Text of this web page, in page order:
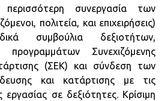
περισσότερη συνεργασία των
πολιτεία, και επιχειρήσεις)
συμβούλια δεξιοτήτων,
Συνεχιζόμενης
(ΣΕΚ) και σύνδεση των
και κατάρτισης με τις
σε δεξιότητες. Κρίσιμη